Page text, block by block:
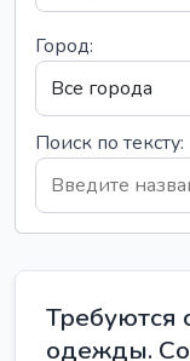
Город:
Поиск по тексту:
Требуются
одежды.